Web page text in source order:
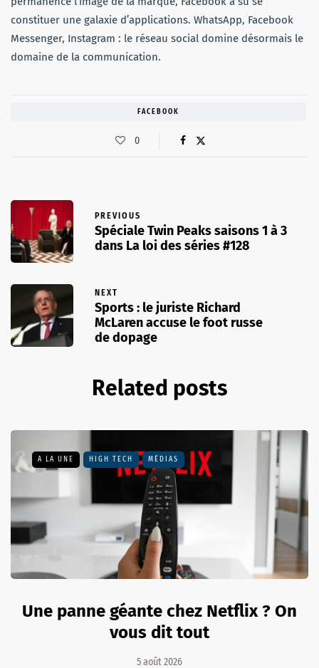
constituer une galaxie d’applications. WhatsApp, Facebook
Messenger, Instagram : le réseau social domine désormais le
domaine de la communication.
FACEBOOK
0
PREVIOUS
Spéciale Twin Peaks saisons 1 à 3
dans La loi des séries #128
NEXT
Sports : le juriste Richard
McLaren accuse le foot russe
de dopage
Related posts
A LA UNE HIGH TECH MÉDIAS
Une panne géante chez Netflix ? On
vous dit tout
5 août 2026